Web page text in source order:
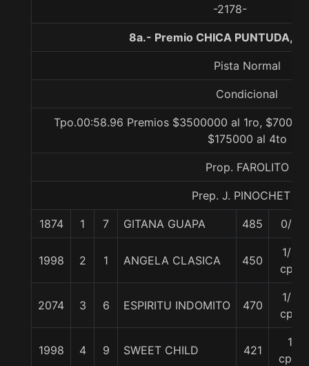
-2178-
8a.- Premio CHICA PUNTUDA,
Pista Normal
Condicional
Tpo.00:58.96 Premios $3500000 al 1ro,
$175000 al 4to
Prop. FAROLITO
Prep. J. PINOCHET P.
1874 1 7 GITANA GUAPA 485 0/0
1998 2 1 ANGELA CLASICA 450
1/2
cpo
2074 3 6 ESPIRITU INDOMITO 470
1/2
cpo
1998 4 9 SWEET CHILD 421
1
cpo.